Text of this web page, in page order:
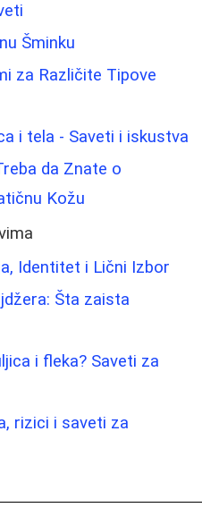
Šminku
za Različite Tipove
i tela - Saveti i iskustva
da Znate o
Kožu
Identitet i Lični Izbor
Šta zaista
i fleka? Saveti za
rizici i saveti za